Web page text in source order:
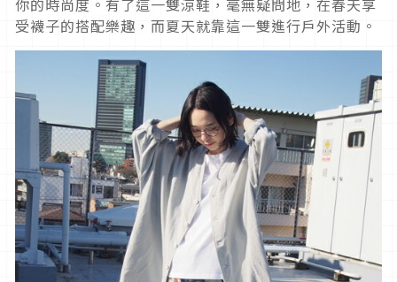
你的時尚度。有了這一雙涼鞋，毫無疑問地，在春天享
受襪子的搭配樂趣，而夏天就靠這一雙進行戶外活動。